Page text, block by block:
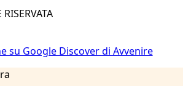
su Google Discover di Avvenire